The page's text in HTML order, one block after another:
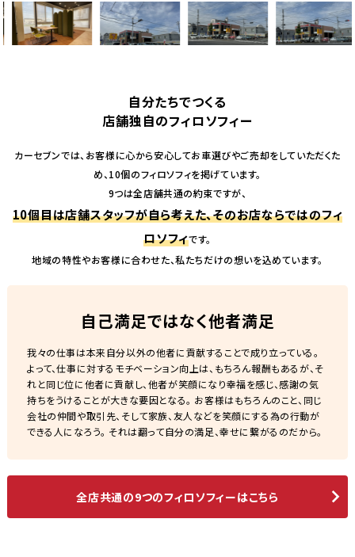
自分たちでつくる
店舗独自のフィロソフィー
カーセブンでは、お客様に心から安心してお車選びやご売却をしていただくた
め、10個のフィロソフィを掲げています。
9つは全店舗共通の約束ですが、
10個目は店舗スタッフが自ら考えた、そのお店ならではのフィ
ロソフィです。
地域の特性やお客様に合わせた、私たちだけの想いを込めています。
自己満足ではなく他者満足
我々の仕事は本来自分以外の他者に貢献することで成り立っている。
よって、仕事に対するモチベーション向上は、もちろん報酬もあるが、そ
れと同じ位に他者に貢献し、他者が笑顔になり幸福を感じ、感謝の気
持ちをうけることが大きな要因となる。 お客様はもちろんのこと、同じ
会社の仲間や取引先、そして家族、友人などを笑顔にする為の行動が
できる人になろう。 それは翻って自分の満足、幸せに繋がるのだから。
全店共通の9つのフィロソフィーはこちら